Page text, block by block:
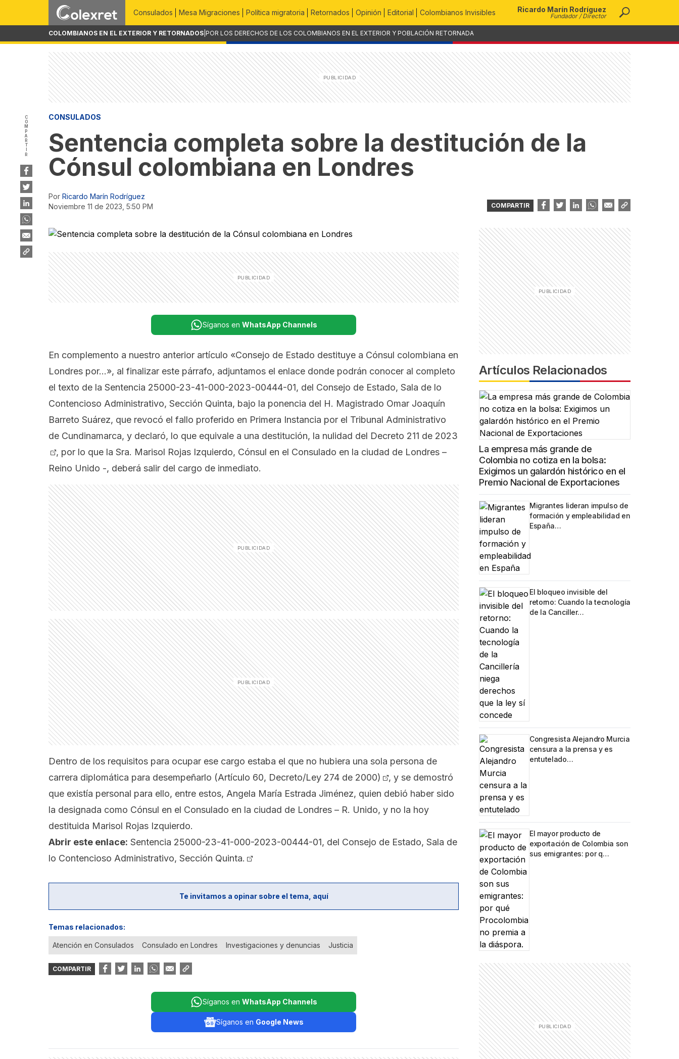
Consulados Mesa Migraciones Política migratoria Retornados Opinión Editorial Colombianos Invisibles Ricardo Marín Rodríguez
Fundador / Director
COLOMBIANOS EN EL EXTERIOR Y RETORNADOS POR LOS DERECHOS DE LOS COLOMBIANOS EN EL EXTERIOR Y POBLACIÓN RETORNADA
COMPARTIR CONSULADOS
Sentencia completa sobre la destitución de la
Cónsul colombiana en Londres
Por Ricardo Marín Rodríguez
noviembre 11 de 2023, 5:50 PM
COMPARTIR
Síganos en WhatsApp Channels
En complemento a nuestro anterior artículo «Consejo de Estado destituye a Cónsul colombiana en
Londres por…», al finalizar este párrafo, adjuntamos el enlace donde podrán conocer al completo
el texto de la Sentencia 25000-23-41-000-2023-00444-01, del Consejo de Estado, Sala de lo
Contencioso Administrativo, Sección Quinta, bajo la ponencia del H. Magistrado Omar Joaquín
Barreto Suárez, que revocó el fallo proferido en Primera Instancia por el Tribunal Administrativo
de Cundinamarca, y declaró, lo que equivale a una destitución, la nulidad del Decreto 211 de 2023
, por lo que la Sra. Marisol Rojas Izquierdo, Cónsul en el Consulado en la ciudad de Londres –
Reino Unido -, deberá salir del cargo de inmediato.
Dentro de los requisitos para ocupar ese cargo estaba el que no hubiera una sola persona de
carrera diplomática para desempeñarlo (Artículo 60, Decreto/Ley 274 de 2000)
, y se demostró
que existía personal para ello, entre estos, Angela María Estrada Jiménez, quien debió haber sido
la designada como Cónsul en el Consulado en la ciudad de Londres – R. Unido, y no la hoy
destituida Marisol Rojas Izquierdo.
Abrir este enlace: Sentencia 25000-23-41-000-2023-00444-01, del Consejo de Estado, Sala de
lo Contencioso Administrativo, Sección Quinta.
Te invitamos a opinar sobre el tema, aquí
Temas relacionados:
Atención en Consulados Consulado en Londres Investigaciones y denuncias Justicia
COMPARTIR
Síganos en WhatsApp Channels
Síganos en Google News
Artículos Relacionados
La empresa más grande de
Colombia no cotiza en la bolsa:
Exigimos un galardón histórico en el
Premio Nacional de Exportaciones
Migrantes lideran impulso de
formación y empleabilidad en
España…
El bloqueo invisible del
retorno: Cuando la tecnología
de la Canciller…
Congresista Alejandro Murcia
censura a la prensa y es
entutelado…
El mayor producto de
exportación de Colombia son
sus emigrantes: por q…